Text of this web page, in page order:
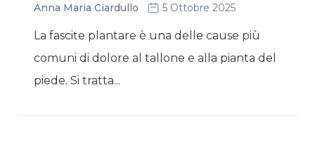
Anna Maria Ciardullo 5 Ottobre 2025
La fascite plantare è una delle cause più
comuni di dolore al tallone e alla pianta del
piede. Si tratta...